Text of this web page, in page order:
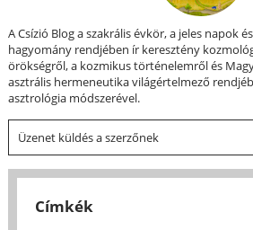
A Csízió Blog a szakrális évkör, a jeles napok
hagyomány rendjében ír keresztény
örökségről, a kozmikus történelemről és
asztrális hermeneutika világértelmező
asztrológia módszerével.
Üzenet küldés a szerzőnek
Címkék